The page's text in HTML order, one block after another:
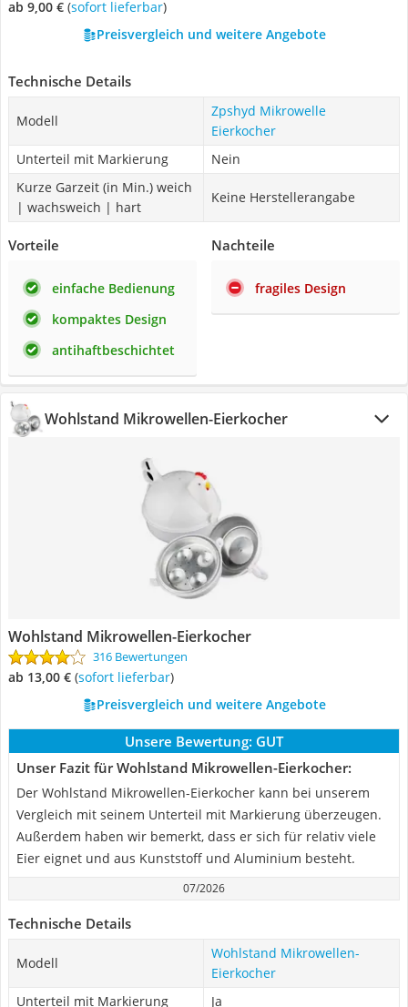
ab 9,00 € ( Sofort lieferbar)
Preisvergleich und weitere Angebote
Technische Details
Modell
Zpshyd Mikrowelle
Eierkocher
Unterteil mit Markierung
Nein
Kurze Garzeit (in Min.) weich
| wachsweich | hart
Keine Herstellerangabe
Vorteile
einfache Bedienung
kompaktes Design
antihaftbeschichtet
Nachteile
fragiles Design
Wohlstand Mikrowellen-Eierkocher
Wohlstand Mikrowellen-Eierkocher
316 Bewertungen
ab 13,00 € ( Sofort lieferbar)
Preisvergleich und weitere Angebote
Unsere Bewertung: GUT
Unser Fazit für Wohlstand Mikrowellen-Eierkocher:
Der Wohlstand Mikrowellen-Eierkocher kann bei unserem
Vergleich mit seinem Unterteil mit Markierung überzeugen.
Außerdem haben wir bemerkt, dass er sich für relativ viele
Eier eignet und aus Kunststoff und Aluminium besteht.
07/2026
Technische Details
Modell
Wohlstand Mikrowellen-
Eierkocher
Unterteil mit Markierung
Ja